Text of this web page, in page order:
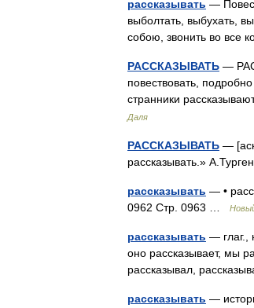
рассказывать —
выболтать, выбухать,
собою, звонить во все
РАССКАЗЫВАТЬ —
повествовать,
странники
Даля
РАССКАЗЫВАТЬ —
рассказывать.»
рассказывать — •
0962 Стр. 0963 …
рассказывать — глаг.,
оно рассказывает, мы
рассказывал,
рассказывать —